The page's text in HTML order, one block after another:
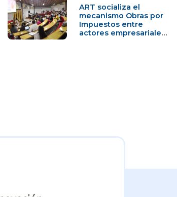
ART socializa el
mecanismo Obras por
Impuestos entre
actores empresariales